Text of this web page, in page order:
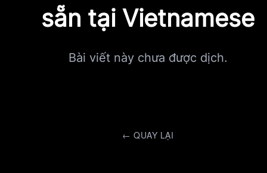
sẵn tại Vietnamese
Bài viết này chưa được dịch.
← QUAY LẠI